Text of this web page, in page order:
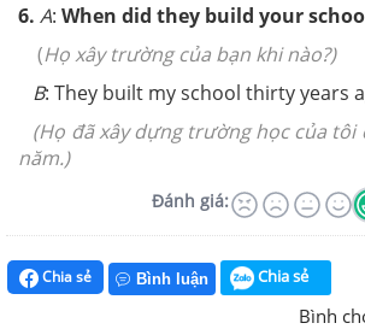
6. A: When did they build your
(Họ xây trường của bạn khi nào?)
B: They built my school thirty years
(Họ đã xây dựng trường học của tôi
năm.)
Đánh giá:
Chia sẻ Bình luận Chia sẻ
Bình